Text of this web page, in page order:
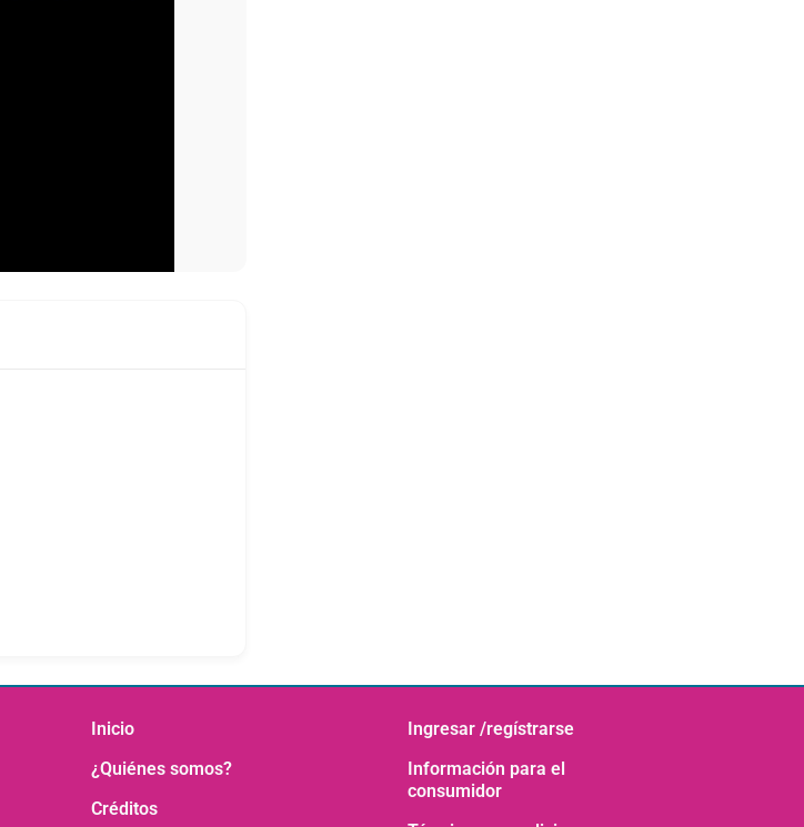
Inicio
¿Quiénes somos?
Créditos
Ingresar /regístrarse
Información para el
consumidor